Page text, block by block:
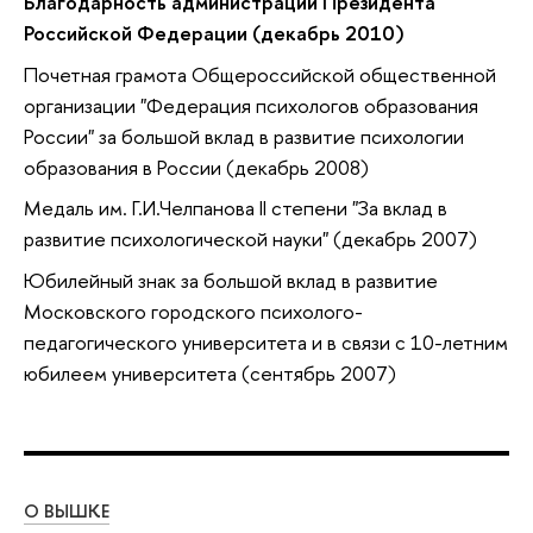
Российской Федерации (декабрь 2010)
Почетная грамота Общероссийской общественной
организации "Федерация психологов образования
России" за большой вклад в развитие психологии
образования в России (декабрь 2008)
Медаль им. Г.И.Челпанова II степени "За вклад в
развитие психологической науки" (декабрь 2007)
Юбилейный знак за большой вклад в развитие
Московского городского психолого-
педагогического университета и в связи с 10-летним
юбилеем университета (сентябрь 2007)
О ВЫШКЕ